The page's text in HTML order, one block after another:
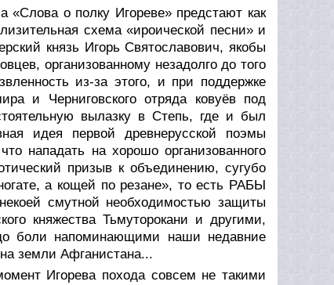
«Слова о полку Игореве» предстают как
схема «ироической песни» и
князь Игорь Святославович, якобы
организованному незадолго до того
из-за этого, и при поддержке
и Черниговского отряда ковуёв под
вылазку в Степь, где и был
идея первой древнерусской поэмы
нападать на хорошо организованного
призыв к объединению, сугубо
а кощей по резане», то есть РАБЫ
смутной необходимостью защиты
княжества Тьмуторокани и другими,
боли напоминающими наши недавние
земли Афганистана...
Игорева похода совсем не такими